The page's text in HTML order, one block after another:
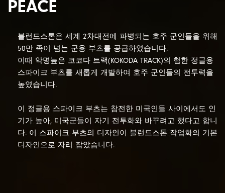
PEACE
블런드스톤은 세계 2차대전에 파병되는 호주 군인들을 위해
50만 족이 넘는 군용 부츠를 공급하였습니다.
이때 악명높은 코코다 트랙(KOKODA TRACK)의 험한 정글용
스파이크 부츠를 새롭게 개발하여 호주 군인들의 전투력을
높였습니다.
이 정글용 스파이크 부츠는 참전한 미국인들 사이에서도 인
기가 높아, 미국군들이 자기 전투화와 바꾸려고 했다고 합니
다. 이 스파이크 부츠의 디자인이 블런드스톤 작업화의 기본
디자인으로 자리 잡았습니다.